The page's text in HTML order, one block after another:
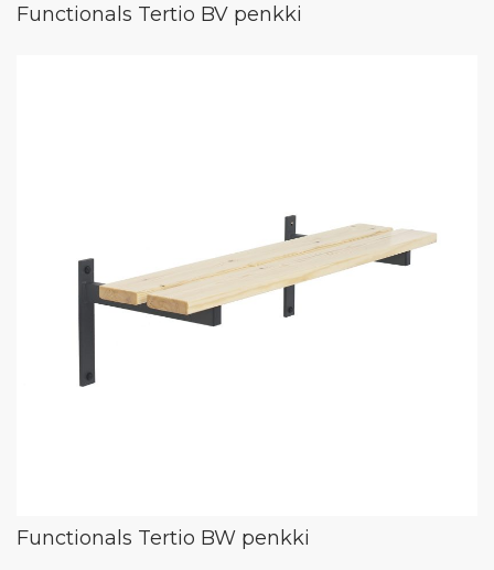
Functionals Tertio BV penkki
Functionals Tertio BW penkki